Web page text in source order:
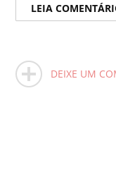
LEIA
DEIXE UM